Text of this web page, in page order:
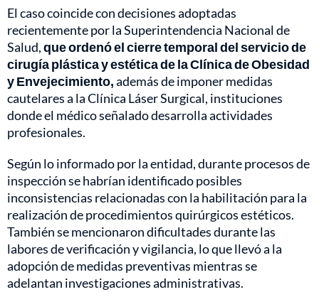
El caso coincide con decisiones adoptadas
recientemente por la Superintendencia Nacional de
Salud,que ordenó el cierre temporal del servicio de
cirugía plástica y estética de la Clínica de Obesidad
y Envejecimiento,además de imponer medidas
cautelares a la Clínica Láser Surgical, instituciones
donde el médico señalado desarrolla actividades
profesionales.
Según lo informado por la entidad, durante procesos de
inspección se habrían identificado posibles
inconsistencias relacionadas con la habilitación para la
realización de procedimientos quirúrgicos estéticos.
También se mencionaron dificultades durante las
labores de verificación y vigilancia, lo que llevó a la
adopción de medidas preventivas mientras se
adelantan investigaciones administrativas.